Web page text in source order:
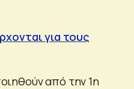
για τους
από την 1η